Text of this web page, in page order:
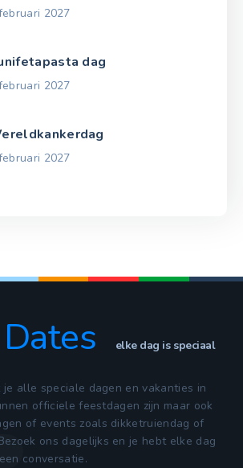
2027
dag
2027
2027
elke dag is speciaal
alle speciale dagen en vakanties in
officiele feestdagen zijn maar ook
of events zoals dikketruiendag of
ons dagelijks en je hebt elke dag
conversatie.